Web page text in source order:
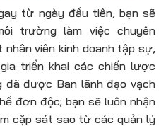
từ ngày đầu tiên, bạn sẽ
trường làm việc chuyên
nhân viên kinh doanh tập sự,
triển khai các chiến lược
đã được Ban lãnh đạo vạch
đơn độc; bạn sẽ luôn nhận
cặp sát sao từ các quản lý